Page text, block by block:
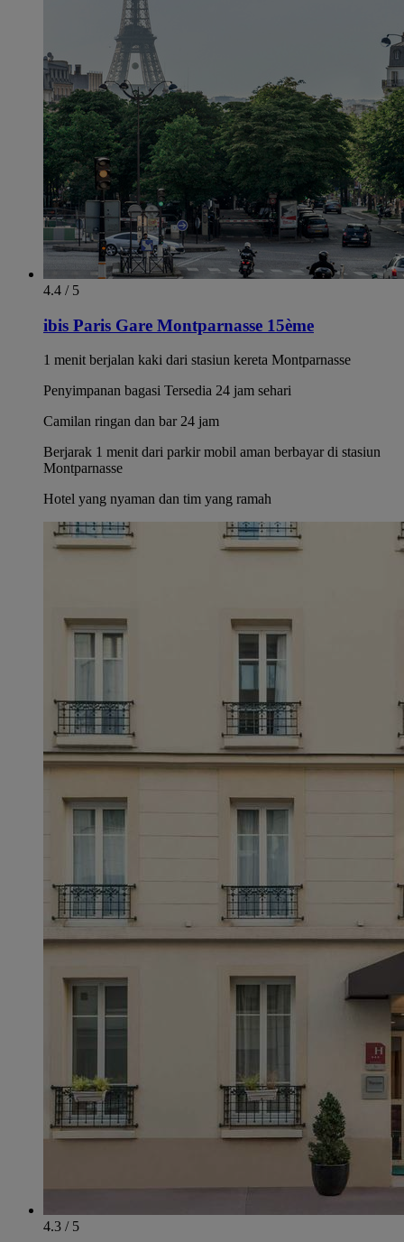
4.4 / 5
ibis Paris Gare Montparnasse 15ème
1 menit berjalan kaki dari stasiun kereta Montparnasse
Penyimpanan bagasi Tersedia 24 jam sehari
Camilan ringan dan bar 24 jam
Berjarak 1 menit dari parkir mobil aman berbayar di stasiun
Montparnasse
Hotel yang nyaman dan tim yang ramah
4.3 / 5